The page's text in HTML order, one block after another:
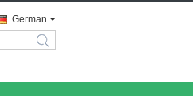
German
search